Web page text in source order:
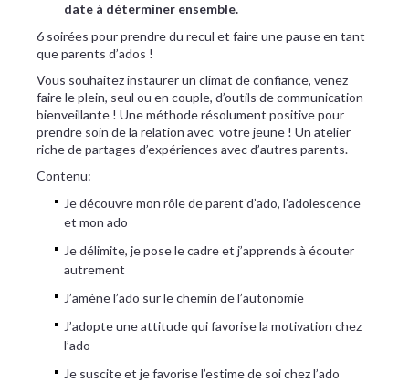
date à déterminer ensemble.
6 soirées pour prendre du recul et faire une pause en tant
que parents d’ados !
Vous souhaitez instaurer un climat de confiance, venez
faire le plein, seul ou en couple, d’outils de communication
bienveillante ! Une méthode résolument positive pour
prendre soin de la relation avec votre jeune ! Un atelier
riche de partages d’expériences avec d’autres parents.
Contenu:
Je découvre mon rôle de parent d’ado, l’adolescence
et mon ado
Je délimite, je pose le cadre et j’apprends à écouter
autrement
J’amène l’ado sur le chemin de l’autonomie
J’adopte une attitude qui favorise la motivation chez
l’ado
Je suscite et je favorise l’estime de soi chez l’ado